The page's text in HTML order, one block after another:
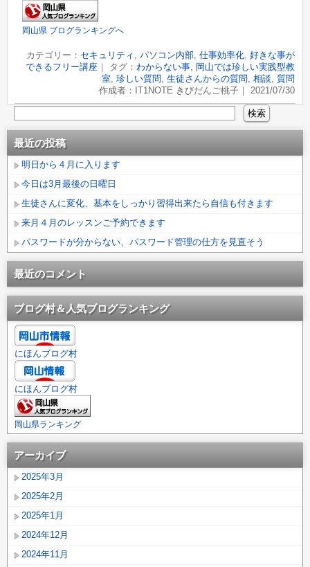
岡山県 ブログランキングへ
カテゴリー： セキュリティ パソコン内部, 仕事効率化, 好きな事が
できるフリー講座｜ タグ： わからない事,
岡山では珍しい実践型教
室, 珍しい質問 生徒さんからの質問 相談 質問
作成者：IT1NOTE きびだんご桃子｜ 2021/07/30
最近の投稿
明日から４月に入ります
今日は3月最後の日曜日
生徒さんに変化、基本をしっかり習得出来たら自信も付きます
来月４月のレッスンご予約できます
パスワードが分からない、パスワード管理の仕方を見直そう
最近のコメント
ブログ村＆人気ブログランキング
にほんブログ村
にほんブログ村
岡山県ランキング
アーカイブ
2025年3月
2025年2月
2025年1月
2024年12月
2024年11月